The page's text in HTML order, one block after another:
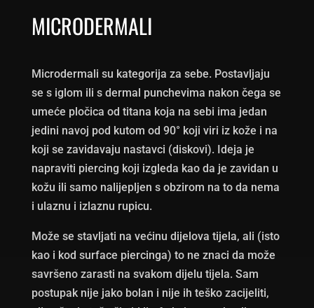
MICRODERMALI
Microdermali su kategorija za sebe. Postavljaju
se s iglom ili s dermal punchevima nakon čega se
umeće pločica od titana koja na sebi ima jedan
jedini navoj pod kutom od 90° koji viri iz kože i na
koji se zavidavaju nastavci (diskovi). Ideja je
napraviti piercing koji izgleda kao da je zavidan u
kožu ili samo nalijepljen s obzirom na to da nema
i ulaznu i izlaznu rupicu.
Može se stavljati na većinu dijelova tijela, ali (isto
kao i kod surface piercinga) to ne znaci da može
savršeno zarasti na svakom dijelu tijela. Sam
postupak nije jako bolan i nije ih teško zacijeliti,